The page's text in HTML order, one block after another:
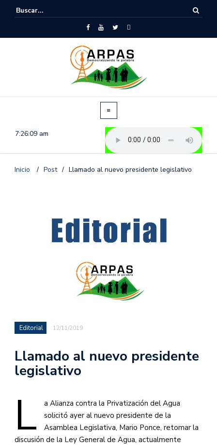
7:26:09 am
Inicio / Post / Llamado al nuevo presidente legislativo
Editorial 12/11/2019
Llamado al nuevo presidente
legislativo
L
a Alianza contra la Privatización del Agua
solicitó ayer al nuevo presidente de la
Asamblea Legislativa, Mario Ponce, retomar la
discusión de la Ley General de Agua, actualmente